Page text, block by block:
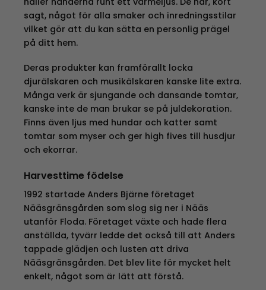
sagt, något för alla smaker och inredningsstilar
vilket gör att du kan sätta en personlig prägel
på ditt hem.
Deras produkter kan framförallt locka
djurälskaren och musikälskaren kanske lite extra.
Många verk är sjungande och dansande tomtar,
kanske inte de man brukar se på juldekoration.
Finns även ljus med hundar och katter samt
tomtar som myser och ger high fives till husdjur
och ekorrar.
Harvesttime födelse
1992 startade Anders Bjärne företaget
Nääsgränsgården som slog sig ner i Nääs
utanför Floda. Företaget växte och hade flera
anställda, tyvärr ledde det också till att Anders
tappade glädjen och lusten att driva
Nääsgränsgården. Det blev lite för mycket helt
enkelt, något som är lätt att förstå.